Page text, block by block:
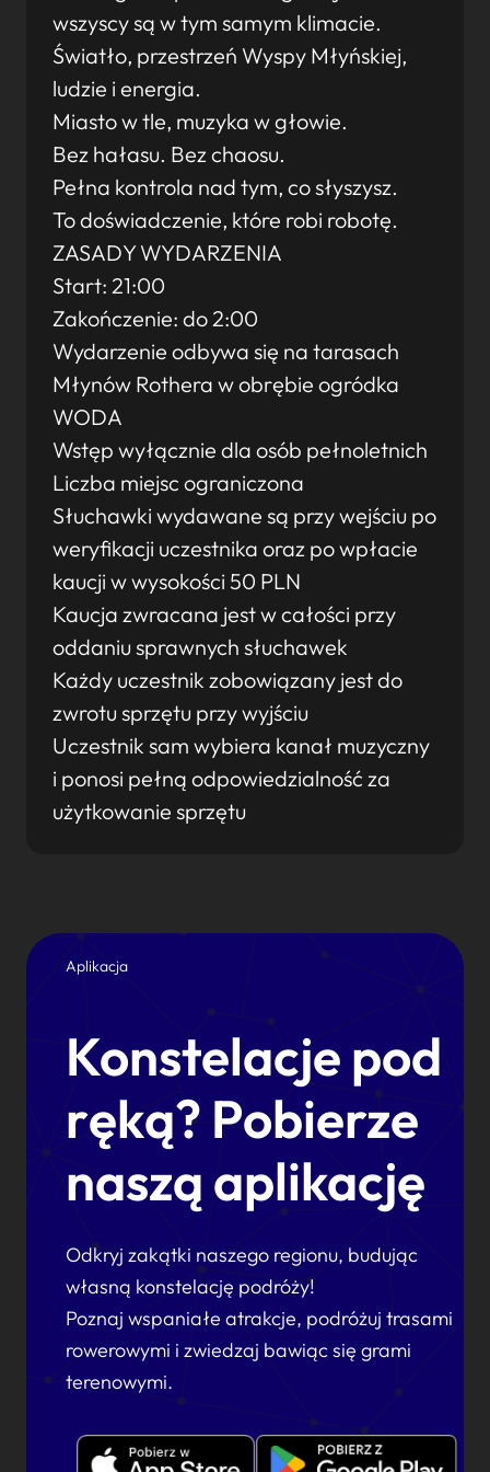
wszyscy są w tym samym klimacie.
Światło, przestrzeń Wyspy Młyńskiej,
ludzie i energia.
Miasto w tle, muzyka w głowie.
Bez hałasu. Bez chaosu.
Pełna kontrola nad tym, co słyszysz.
To doświadczenie, które robi robotę.
ZASADY WYDARZENIA
Start: 21:00
Zakończenie: do 2:00
Wydarzenie odbywa się na tarasach
Młynów Rothera w obrębie ogródka
WODA
Wstęp wyłącznie dla osób pełnoletnich
Liczba miejsc ograniczona
Słuchawki wydawane są przy wejściu po
weryfikacji uczestnika oraz po wpłacie
kaucji w wysokości 50 PLN
Kaucja zwracana jest w całości przy
oddaniu sprawnych słuchawek
Każdy uczestnik zobowiązany jest do
zwrotu sprzętu przy wyjściu
Uczestnik sam wybiera kanał muzyczny
i ponosi pełną odpowiedzialność za
użytkowanie sprzętu
Aplikacja
Konstelacje pod
ręką? Pobierze
naszą aplikację
Odkryj zakątki naszego regionu, budując
własną konstelację podróży!
Poznaj wspaniałe atrakcje, podróżuj trasami
rowerowymi i zwiedzaj bawiąc się grami
terenowymi.